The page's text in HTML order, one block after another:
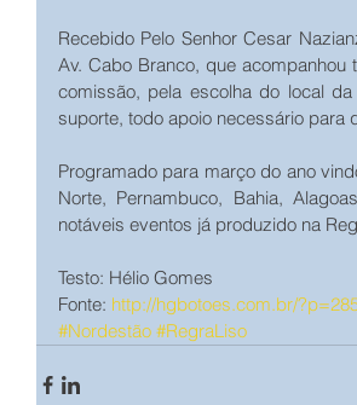
Recebido Pelo Senhor Cesar
Av. Cabo Branco, que
comissão, pela escolha do local
suporte, todo apoio necessário para
Programado para março do ano
Norte, Pernambuco, Bahia,
notáveis eventos já produzido na
Testo: Hélio Gomes
Fonte: http://hgbotoes.com.br/
#Nordestão #RegraLiso